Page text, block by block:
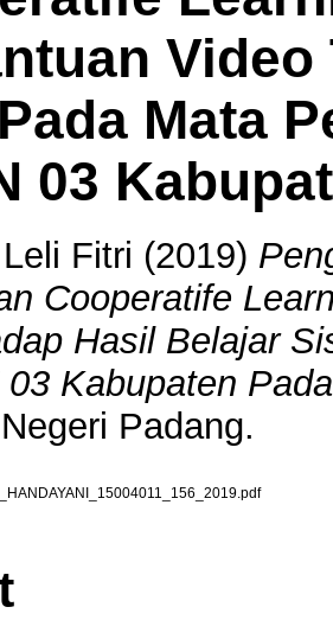
Mata
03
Fitri (2019)
Cooperatife
Hasil Belajar
Kabupaten
Padang.